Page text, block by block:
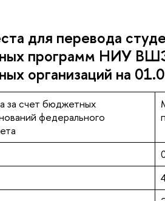
для перевода
программ НИУ
организаций на
за счет бюджетных
федерального